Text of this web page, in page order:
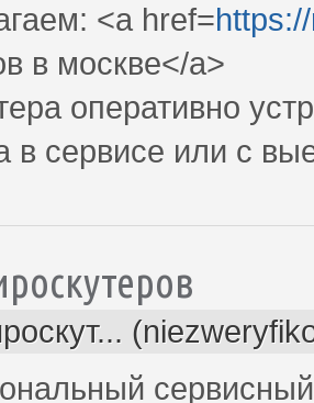
<a href=
в москве</a>
оперативно
в сервисе или с
сервисный